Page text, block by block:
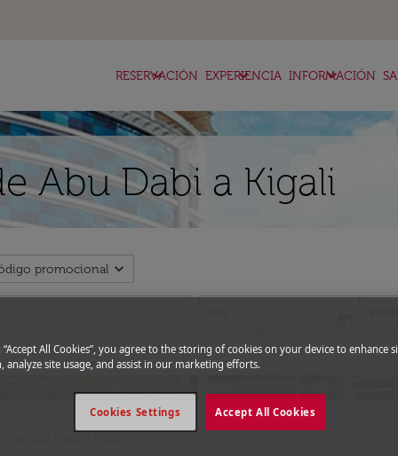
RESERVACIÓN
keyboard_arrow_down EXPERIENCIA
keyboard_arrow_down INFORMACIÓN
keyboard_arrow_down
Abu Dabi a Kigali
promocional expand_more
fc-
“Accept All Cookies”, you agree to the storing of cookies on your device to enhance
analyze site usage, and assist in our marketing efforts.
Accept All Cookies
Cookies Settings